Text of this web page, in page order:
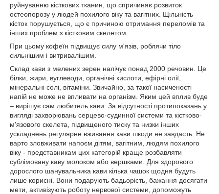
руйнуванню кісткових тканин, що спричиняє розвиток
остеопорозу у людей похилого віку та вагітних. Щільність
кісток порушується, що є причиною отримання переломів та
інших проблем з кістковим скелетом.
При цьому кофеїн підвищує силу м'язів, роблячи тіло
сильнішим і витривалішим.
Склад кави з мелених зерен налічує понад 2000 речовин. Це
білки, жири, вуглеводи, органічні кислоти, ефірні олії,
мінеральні солі, вітаміни. Звичайно, за такої насиченості
напій не може не впливати на організм. Яким цей вплив буде
– вирішує сам любитель кави. За відсутності протипоказань у
вигляді захворювань серцево-судинної системи та кістково-
м'язового скелета, підвищеного тиску та низки інших
ускладнень регулярне вживання кави шкоди не завдасть. Не
варто зловживати напоєм дітям, вагітним, людям похилого
віку - представникам цих категорій краще розбавляти
сублімовану каву молоком або вершками. Для здорового
дорослого шанувальника кави кілька чашок щодня будуть
лише корисні. Вони подарують бадьорість, бажання досягати
мети, активізують роботу нервової системи, допоможуть